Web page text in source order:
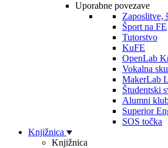
Uporabne povezave
Zaposlitve,
Šport na FE
Tutorstvo
KuFE
OpenLab
Vokalna
MakerLab
Študentski
Alumni
Superior
SOS točka
Knjižnica
Knjižnica